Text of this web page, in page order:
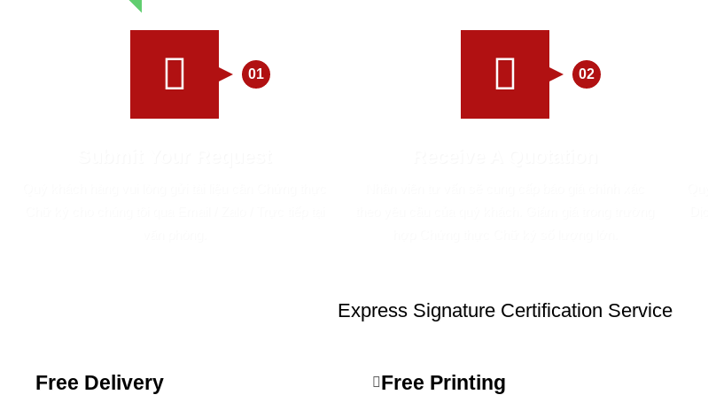
01 02
Express Signature Certification Service
Free Delivery Free Printing